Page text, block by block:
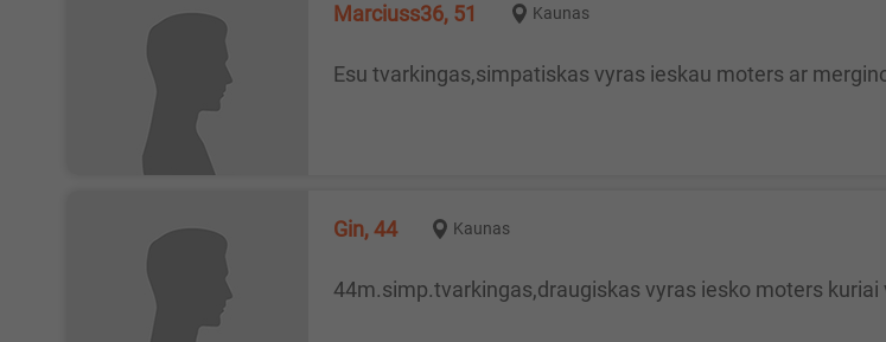
Marciuss36, 51 Kaunas
Esu tvarkingas,simpatiskas vyras ieskau moters ar
Gin, 44 Kaunas
44m.simp.tvarkingas,draugiskas vyras iesko moters